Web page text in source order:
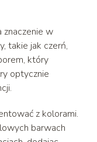
znaczenie w
takie jak czerń,
który
optycznie
z kolorami.
barwach